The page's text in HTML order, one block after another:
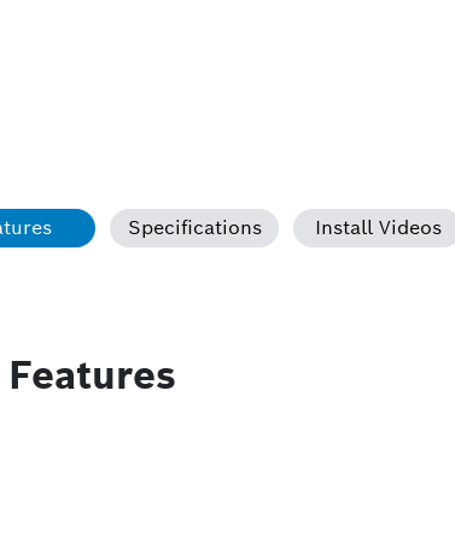
Specifications Install Videos
Features